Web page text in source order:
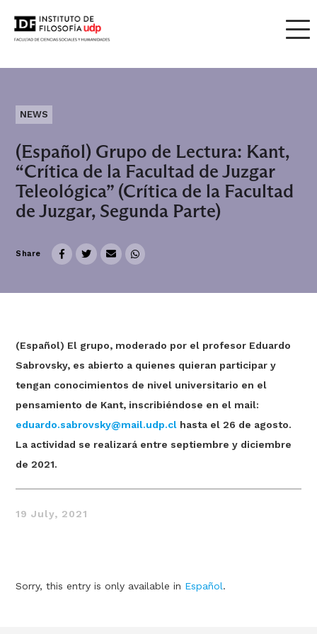
Thought
NEWS
(Español) Grupo de Lectura: Kant,
“Crítica de la Facultad de Juzgar
Teleológica” (Crítica de la Facultad
de Juzgar, Segunda Parte)
Share
(Español) El grupo, moderado por el profesor Eduardo
Sabrovsky, es abierto a quienes quieran participar y
tengan conocimientos de nivel universitario en el
pensamiento de Kant, inscribiéndose en el mail:
eduardo.sabrovsky@mail.udp.cl hasta el 26 de agosto.
La actividad se realizará entre septiembre y diciembre
de 2021.
19 July, 2021
Sorry, this entry is only available in Español.